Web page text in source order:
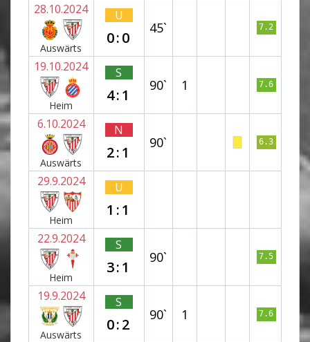
28.10.2024
Auswärts
U
0:0
45` 7.2
19.10.2024
Heim
S
4:1
90` 1 7.6
6.10.2024
Auswärts
N
2:1
90` 6.3
29.9.2024
Heim
U
1:1
22.9.2024
Heim
S
3:1
90` 7.5
19.9.2024
Auswärts
S
0:2
90` 1 7.6